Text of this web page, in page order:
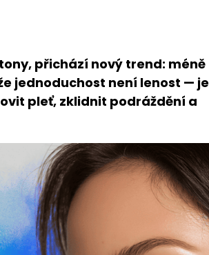
přichází nový trend: méně
jednoduchost není lenost — je
pleť, zklidnit podráždění a